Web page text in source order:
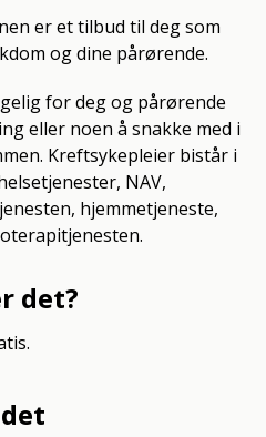
er et tilbud til deg som
og dine pårørende.
for deg og pårørende
eller noen å snakke med i
Kreftsykepleier bistår i
NAV,
hjemmetjeneste,
det?